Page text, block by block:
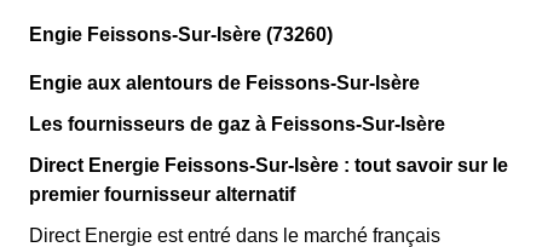
Engie Feissons-Sur-Isère (73260)
Engie aux alentours de Feissons-Sur-Isère
Les fournisseurs de gaz à Feissons-Sur-Isère
Direct Energie Feissons-Sur-Isère : tout savoir sur le
premier fournisseur alternatif
Direct Energie est entré dans le marché français